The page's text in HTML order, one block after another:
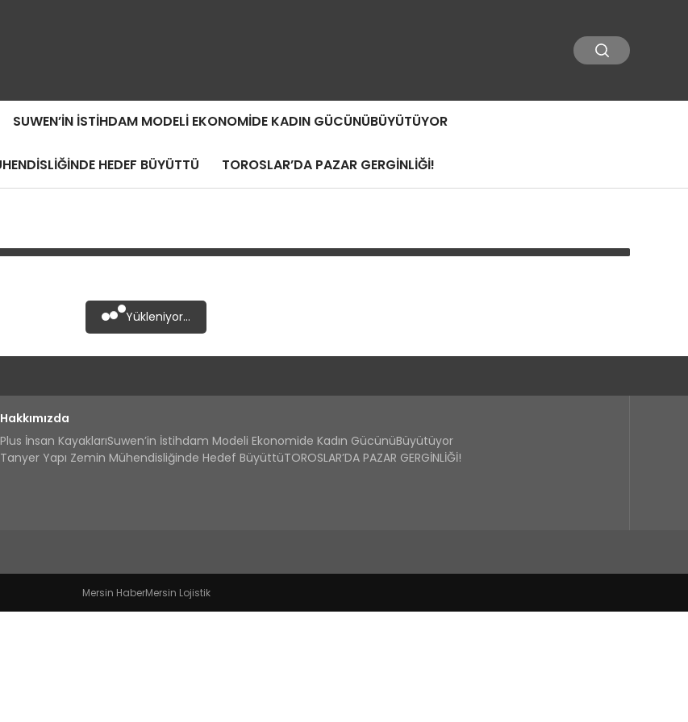
SUWEN’IN İSTIHDAM MODELI EKONOMIDE KADIN GÜCÜNÜBÜYÜTÜYOR
HEDEF BÜYÜTTÜ TOROSLAR’DA PAZAR GERGİNLİĞİ!
Yükleniyor...
Hakkımızda
Plus İnsan KayaklarıSuwen’in İstihdam Modeli Ekonomide Kadın GücünüBüyütüyor
Tanyer Yapı Zemin Mühendisliğinde Hedef BüyüttüTOROSLAR’DA PAZAR GERGİNLİĞİ!
Mersin HaberMersin Lojistik